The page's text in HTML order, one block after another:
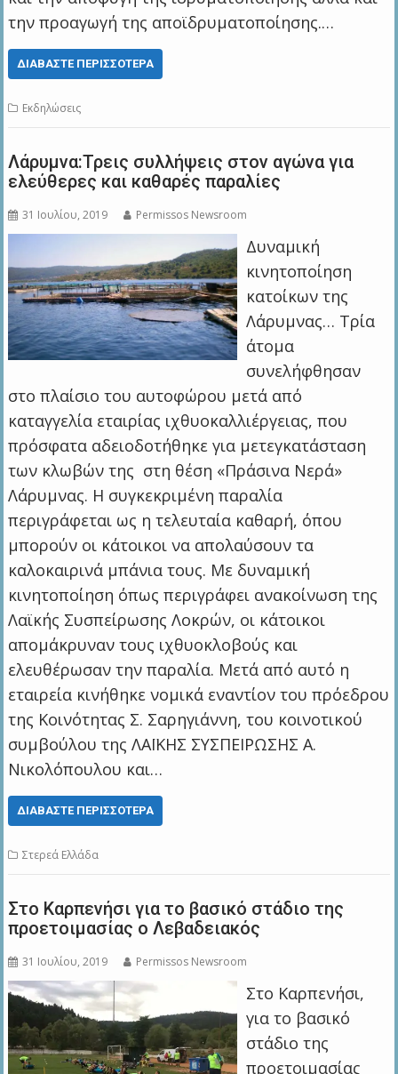
την προαγωγή της αποϊδρυματοποίησης.…
ΔΙΑΒΆΣΤΕ ΠΕΡΙΣΣΌΤΕΡΑ
Εκδηλώσεις
Λάρυμνα:Τρεις συλλήψεις στον αγώνα για
ελεύθερες και καθαρές παραλίες
31 Ιουλίου, 2019 Permissos Newsroom
Δυναμική
κινητοποίηση
κατοίκων της
Λάρυμνας… Τρία
άτομα
συνελήφθησαν
στο πλαίσιο του αυτοφώρου μετά από
καταγγελία εταιρίας ιχθυοκαλλιέργειας, που
πρόσφατα αδειοδοτήθηκε για μετεγκατάσταση
των κλωβών της στη θέση «Πράσινα Νερά»
Λάρυμνας. Η συγκεκριμένη παραλία
περιγράφεται ως η τελευταία καθαρή, όπου
μπορούν οι κάτοικοι να απολαύσουν τα
καλοκαιρινά μπάνια τους. Με δυναμική
κινητοποίηση όπως περιγράφει ανακοίνωση της
Λαϊκής Συσπείρωσης Λοκρών, οι κάτοικοι
απομάκρυναν τους ιχθυοκλοβούς και
ελευθέρωσαν την παραλία. Μετά από αυτό η
εταιρεία κινήθηκε νομικά εναντίον του πρόεδρου
της Κοινότητας Σ. Σαρηγιάννη, του κοινοτικού
συμβούλου της ΛΑΪΚΗΣ ΣΥΣΠΕΙΡΩΣΗΣ Α.
Νικολόπουλου και…
ΔΙΑΒΆΣΤΕ ΠΕΡΙΣΣΌΤΕΡΑ
Στερεά Ελλάδα
Στο Καρπενήσι για το βασικό στάδιο της
προετοιμασίας o Λεβαδειακός
31 Ιουλίου, 2019 Permissos Newsroom
Στο Καρπενήσι,
για το βασικό
στάδιο της
προετοιμασίας